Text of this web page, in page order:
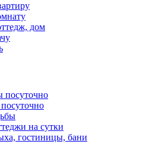
дом
посуточно
на сутки
гостиницы, бани